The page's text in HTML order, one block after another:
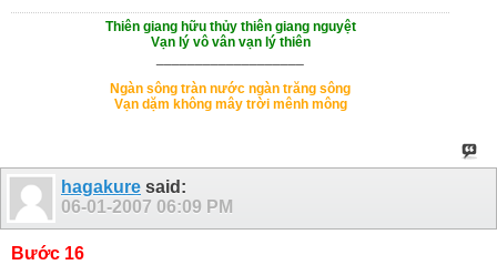
Thiên giang hữu thủy thiên giang nguyệt
Vạn lý vô vân vạn lý thiên
Ngàn sông tràn nước ngàn trăng sông
Vạn dặm không mây trời mênh mông
hagakure said:
06-01-2007 06:09 PM
Bước 16